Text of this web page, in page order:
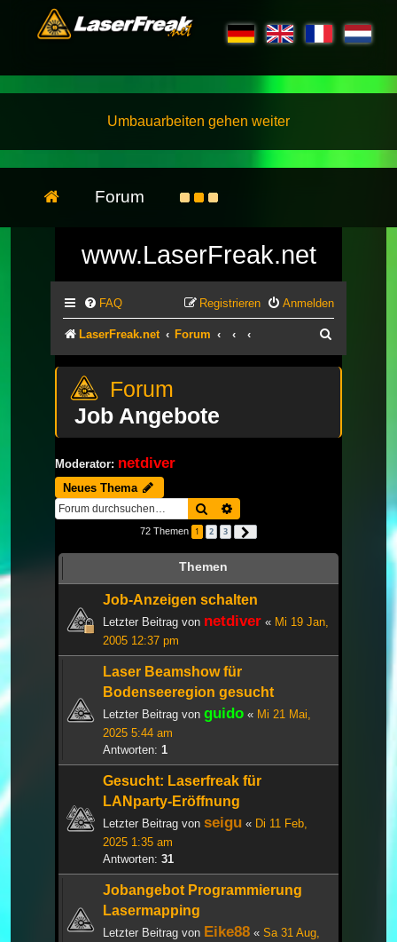
Umbauarbeiten gehen weiter
Forum
www.LaserFreak.net
FAQ Anmelden
Registrieren
LaserFreak.net Forum
Job Angebote
Moderator: netdiver
Neues Thema
Suche
72 Themen 1 2 3
Themen
Job-Anzeigen schalten
Letzter Beitrag von netdiver « Mi 19 Jan,
2005 12:37 pm
Laser Beamshow für
Bodenseeregion gesucht
Letzter Beitrag von guido « Mi 21 Mai,
2025 5:44 am
Antworten: 1
Gesucht: Laserfreak für
LANparty-Eröffnung
Letzter Beitrag von seigu « Di 11 Feb,
2025 1:35 am
Antworten: 31
Jobangebot Programmierung
Lasermapping
Letzter Beitrag von Eike88 « Sa 31 Aug,